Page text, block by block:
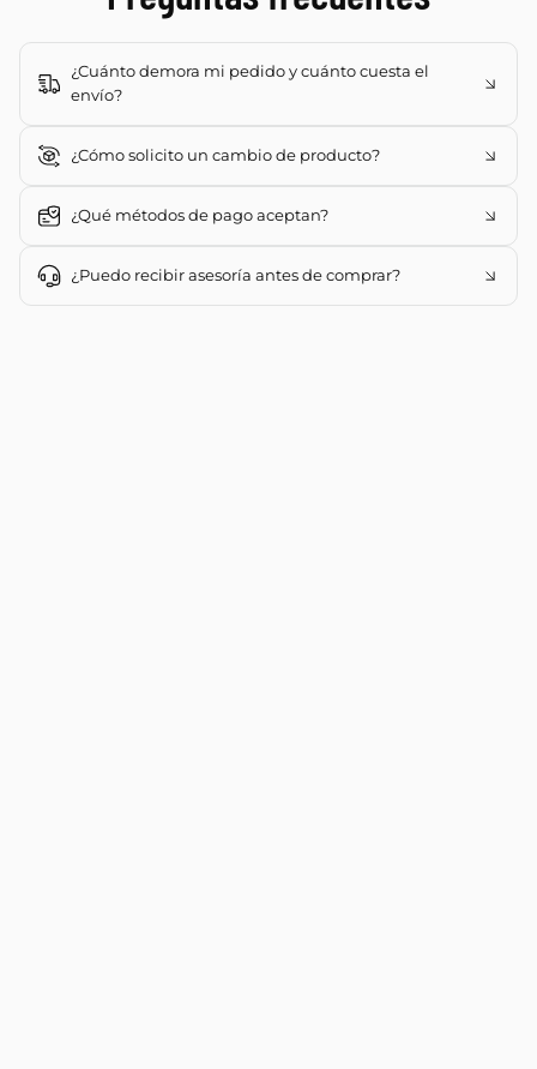
¿Cuánto demora mi pedido y cuánto cuesta el
envío?
¿Cómo solicito un cambio de producto?
¿Qué métodos de pago aceptan?
¿Puedo recibir asesoría antes de comprar?